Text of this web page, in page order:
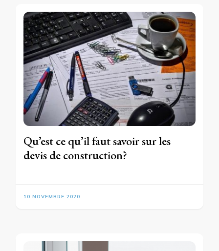
Qu’est ce qu’il faut savoir sur les
devis de construction?
10 NOVEMBRE 2020